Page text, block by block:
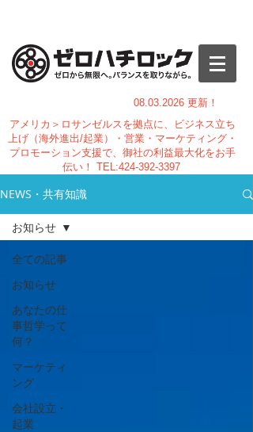
08.03.2026 更新！
アメリカ＞ロサンゼルスを拠点に、ビジネス立ち
上げ（海外進出/起業）・営業・マーケティング・
プロモーション支援で、御社の利益最大化をお手
伝い！ TEL:424-392-3397
NEWS・共有知識
全ての記事
お知らせ
あなたの仕
事哲学って
何？
マーケティ
ング
会社設立・
起業
お知らせ